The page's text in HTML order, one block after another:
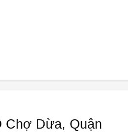
Chợ Dừa, Quận